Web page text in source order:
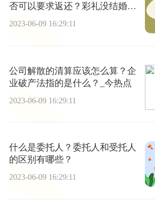
否可以要求返还？彩礼没结婚必
须要退还吗？
2023-06-09 16:29:11
公司解散的清算应该怎么算？企
业破产法指的是什么？_今热点
2023-06-09 16:29:11
什么是委托人？委托人和受托人
的区别有哪些？
2023-06-09 16:29:11